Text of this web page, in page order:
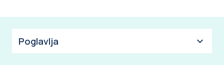
Poglavlja